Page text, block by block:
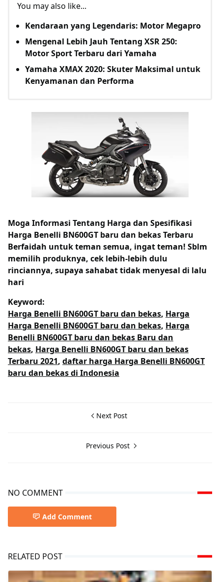
You may also like...
Kendaraan yang Legendaris: Motor Megapro
Mengenal Lebih Jauh Tentang XSR 250:
Motor Sport Terbaru dari Yamaha
Yamaha XMAX 2020: Skuter Maksimal untuk
Kenyamanan dan Performa
Moga Informasi Tentang Harga dan Spesifikasi
Harga Benelli BN600GT baru dan bekas Terbaru
Berfaidah untuk teman semua, ingat teman! Sblm
memilih produknya, cek lebih-lebih dulu
rinciannya, supaya sahabat tidak menyesal di lalu
hari
Keyword:
Harga Benelli BN600GT baru dan bekas, Harga
Harga Benelli BN600GT baru dan bekas, Harga
Benelli BN600GT baru dan bekas Baru dan
bekas, Harga Benelli BN600GT baru dan bekas
Terbaru 2021, daftar harga Harga Benelli BN600GT
baru dan bekas di Indonesia
Next Post
Previous Post
NO COMMENT
Add Comment
RELATED POST